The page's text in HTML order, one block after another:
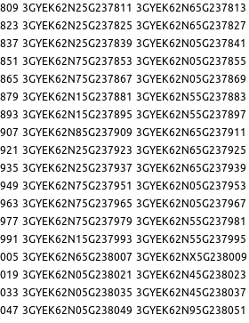
3GYEK62N25G237811 3GYEK62N65G237813
3GYEK62N25G237825 3GYEK62N65G237827
3GYEK62N25G237839 3GYEK62N05G237841
3GYEK62N75G237853 3GYEK62N05G237855
3GYEK62N75G237867 3GYEK62N05G237869
3GYEK62N15G237881 3GYEK62N55G237883
3GYEK62N15G237895 3GYEK62N55G237897
3GYEK62N85G237909 3GYEK62N65G237911
3GYEK62N25G237923 3GYEK62N65G237925
3GYEK62N25G237937 3GYEK62N65G237939
3GYEK62N75G237951 3GYEK62N05G237953
3GYEK62N75G237965 3GYEK62N05G237967
3GYEK62N75G237979 3GYEK62N55G237981
3GYEK62N15G237993 3GYEK62N55G237995
3GYEK62N65G238007 3GYEK62NX5G238009
3GYEK62N05G238021 3GYEK62N45G238023
3GYEK62N05G238035 3GYEK62N45G238037
3GYEK62N05G238049 3GYEK62N95G238051